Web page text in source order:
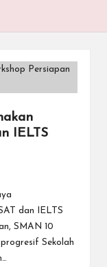
IELTS
dan IELTS
SMAN 10
Sekolah